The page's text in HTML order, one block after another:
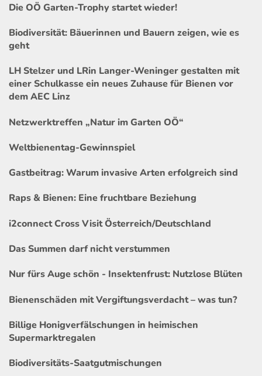
Die OÖ Garten-Trophy startet wieder!
Biodiversität: Bäuerinnen und Bauern zeigen, wie es
geht
LH Stelzer und LRin Langer-Weninger gestalten mit
einer Schulkasse ein neues Zuhause für Bienen vor
dem AEC Linz
Netzwerktreffen „Natur im Garten OÖ“
Weltbienentag-Gewinnspiel
Gastbeitrag: Warum invasive Arten erfolgreich sind
Raps & Bienen: Eine fruchtbare Beziehung
i2connect Cross Visit Österreich/Deutschland
Das Summen darf nicht verstummen
Nur fürs Auge schön - Insektenfrust: Nutzlose Blüten
Bienenschäden mit Vergiftungsverdacht – was tun?
Billige Honigverfälschungen in heimischen
Supermarktregalen
Biodiversitäts-Saatgutmischungen